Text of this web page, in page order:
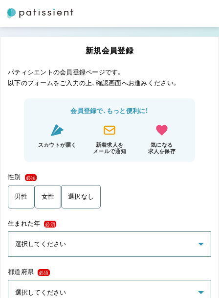
新規会員登録
パティシエントの会員登録ページです。
以下のフォームをご入力の上、確認画面へお進みください。
会員登録で、もっと便利に！
スカウトが届く
新着求人を
メールで通知
気になる
求人を保存
性別 必須
男性 女性 選択なし
生まれた年 必須
都道府県 必須